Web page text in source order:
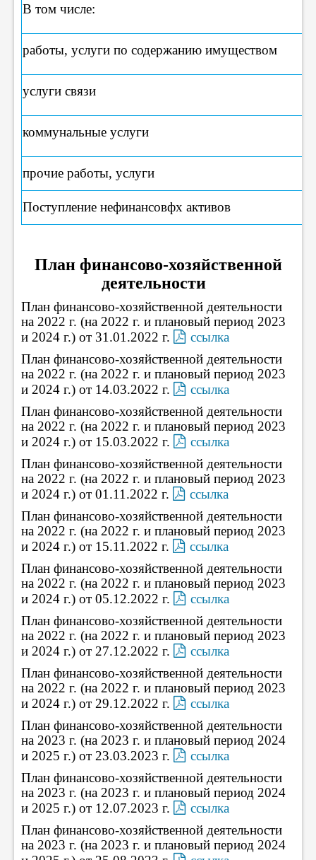
В том числе:
работы, услуги по содержанию имуществом
услуги связи
коммунальные услуги
прочие работы, услуги
Поступление нефинансовфх активов
План финансово-хозяйственной
деятельности
План финансово-хозяйственной деятельности
на 2022 г. (на 2022 г. и плановый период 2023
и 2024 г.) от 31.01.2022 г.
ссылка
План финансово-хозяйственной деятельности
на 2022 г. (на 2022 г. и плановый период 2023
и 2024 г.) от 14.03.2022 г.
ссылка
План финансово-хозяйственной деятельности
на 2022 г. (на 2022 г. и плановый период 2023
и 2024 г.) от 15.03.2022 г.
ссылка
План финансово-хозяйственной деятельности
на 2022 г. (на 2022 г. и плановый период 2023
и 2024 г.) от 01.11.2022 г.
ссылка
План финансово-хозяйственной деятельности
на 2022 г. (на 2022 г. и плановый период 2023
и 2024 г.) от 15.11.2022 г.
ссылка
План финансово-хозяйственной деятельности
на 2022 г. (на 2022 г. и плановый период 2023
и 2024 г.) от 05.12.2022 г.
ссылка
План финансово-хозяйственной деятельности
на 2022 г. (на 2022 г. и плановый период 2023
и 2024 г.) от 27.12.2022 г.
ссылка
План финансово-хозяйственной деятельности
на 2022 г. (на 2022 г. и плановый период 2023
и 2024 г.) от 29.12.2022 г.
ссылка
План финансово-хозяйственной деятельности
на 2023 г. (на 2023 г. и плановый период 2024
и 2025 г.) от 23.03.2023 г.
ссылка
План финансово-хозяйственной деятельности
на 2023 г. (на 2023 г. и плановый период 2024
и 2025 г.) от 12.07.2023 г.
ссылка
План финансово-хозяйственной деятельности
на 2023 г. (на 2023 г. и плановый период 2024